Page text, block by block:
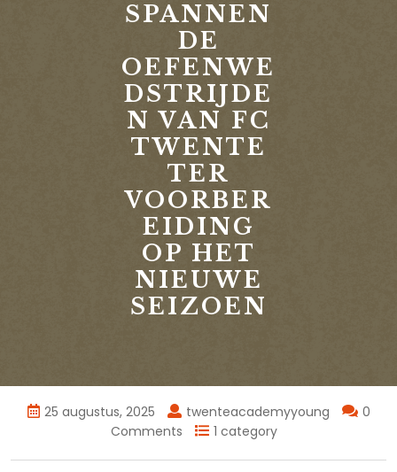
SPANNEN
DE
OEFENWE
DSTRIJDE
N VAN FC
TWENTE
TER
VOORBER
EIDING
OP HET
NIEUWE
SEIZOEN
25 augustus, 2025 twenteacademyyoung
0
Comments
1 category